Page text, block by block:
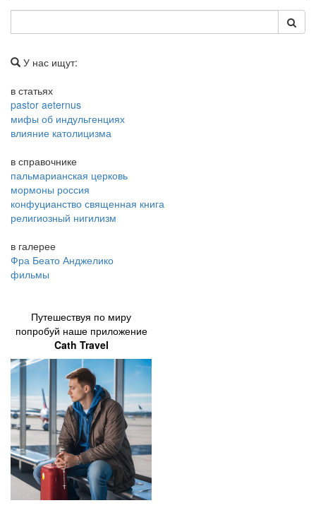
У нас ищут:
в статьях
pastor aeternus
мифы об индульгенциях
влияние католицизма
в справочнике
пальмарианская церковь
мормоны россия
конфуцианство священная книга
религиозный нигилизм
в галерее
Фра Беато Анджелико
фильмы
Путешествуя по миру
попробуй наше приложение
Cath Travel